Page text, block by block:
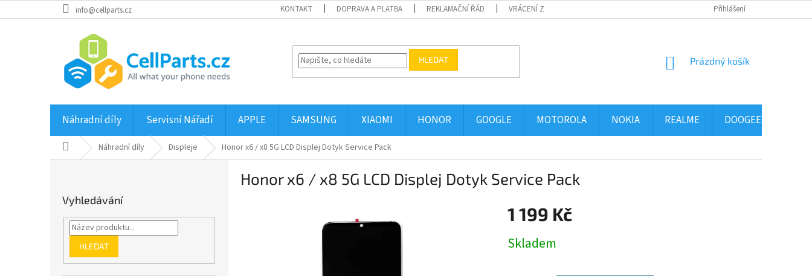
na
info@cellparts.cz KONTAKT DOPRAVA A PLATBA REKLAMAČNÍ ŘÁD VRÁCENÍ ZBOŽÍ PODMÍNKY OCHRANY OSOBNÍCH
Přihlášení
HLEDAT
NÁKUPNÍ
Prázdný košík
Náhradní díly Servisní Nářadí APPLE SAMSUNG XIAOMI HONOR GOOGLE MOTOROLA NOKIA REALME DOOGEE
Domů Náhradní díly Displeje Honor x6 / x8 5G LCD Displej Dotyk Service Pack
Vyhledávání
HLEDAT
Honor x6 / x8 5G LCD Displej Dotyk Service Pack
1 199 Kč
cena:
Skladem